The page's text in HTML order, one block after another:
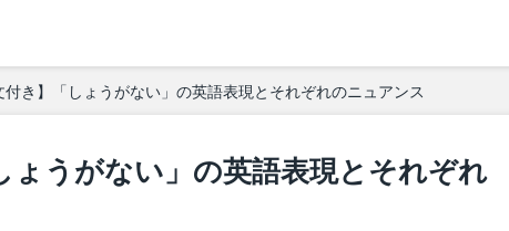
付き】「しょうがない」の英語表現とそれぞれのニュアンス
ょうがない」の英語表現とそれぞれ